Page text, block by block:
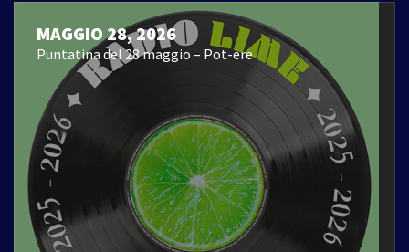
MAGGIO 28, 2026
Puntatina del 28 maggio – Pot-ere